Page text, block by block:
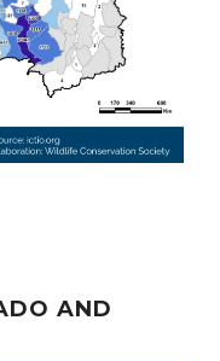
AND